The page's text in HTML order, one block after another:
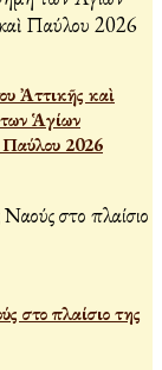
Ἀττικῆς καὶ
Ἁγίων
2026
στο πλαίσιο της